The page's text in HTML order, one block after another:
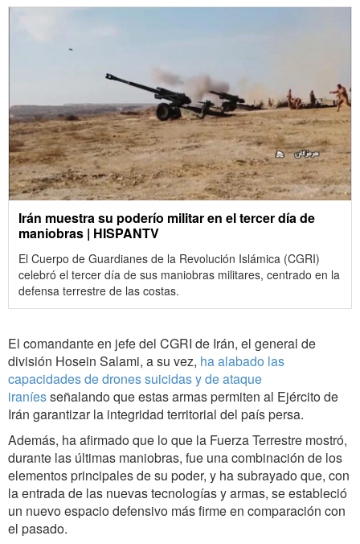
Irán muestra su poderío militar en el tercer día de
maniobras | HISPANTV
El Cuerpo de Guardianes de la Revolución Islámica (CGRI)
celebró el tercer día de sus maniobras militares, centrado en la
defensa terrestre de las costas.
El comandante en jefe del CGRI de Irán, el general de
división Hosein Salami, a su vez, ha alabado las
capacidades de drones suicidas y de ataque
iraníesseñalando que estas armas permiten al Ejército de
Irán garantizar la integridad territorial del país persa.
Además, ha afirmado que lo que la Fuerza Terrestre mostró,
durante las últimas maniobras, fue una combinación de los
elementos principales de su poder, y ha subrayado que, con
la entrada de las nuevas tecnologías y armas, se estableció
un nuevo espacio defensivo más firme en comparación con
el pasado.